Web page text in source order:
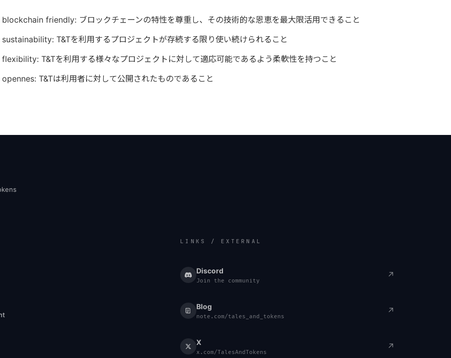
blockchain friendly: ブロックチェーンの特性を尊重し、その技術的な恩恵を最大限活用できること
sustainability: T&Tを利用するプロジェクトが存続する限り使い続けられること
flexibility: T&Tを利用する様々なプロジェクトに対して適応可能であるよう柔軟性を持つこと
opennes: T&Tは利用者に対して公開されたものであること
LINKS / EXTERNAL
Discord
Join the community
↗
Blog
note.com/tales_and_tokens
↗
X
x.com/TalesAndTokens
↗